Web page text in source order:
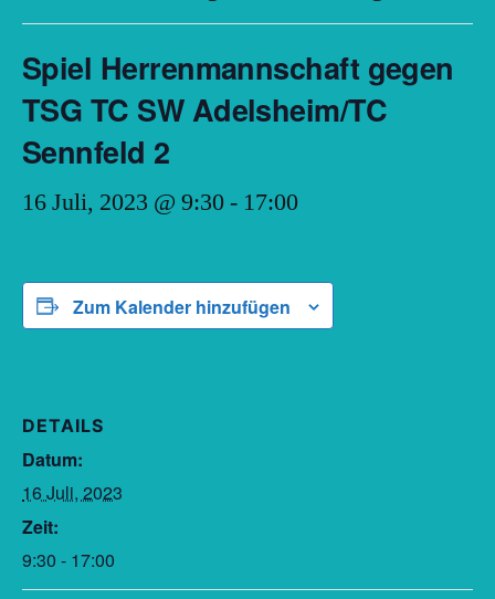
Spiel Herrenmannschaft gegen
TSG TC SW Adelsheim/TC
Sennfeld 2
16 Juli, 2023 @ 9:30 - 17:00
Zum Kalender hinzufügen
DETAILS
Datum:
16 Juli, 2023
Zeit:
9:30 - 17:00